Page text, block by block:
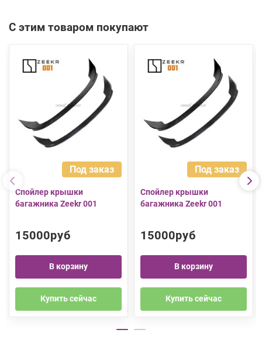
С этим товаром покупают
Под заказ
Спойлер крышки
багажника Zeekr 001
15000руб
В корзину
Купить сейчас
Под заказ
Спойлер крышки
багажника Zeekr 001
15000руб
В корзину
Купить сейчас